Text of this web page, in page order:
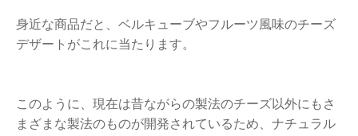
身近な商品だと、ベルキューブやフルーツ風味のチーズ
デザートがこれに当たります。
このように、現在は昔ながらの製法のチーズ以外にもさ
まざまな製法のものが開発されているため、ナチュラル